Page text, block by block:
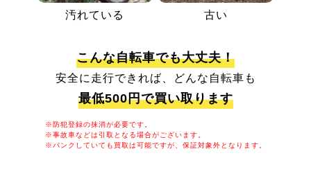
汚れている 古い
こんな自転車でも大丈夫！
安全に走行できれば、どんな自転車も
最低500円で買い取ります
※防犯登録の抹消が必要です。
※事故車などは引取となる場合がございます。
※パンクしていても買取は可能ですが、保証対象外となります。